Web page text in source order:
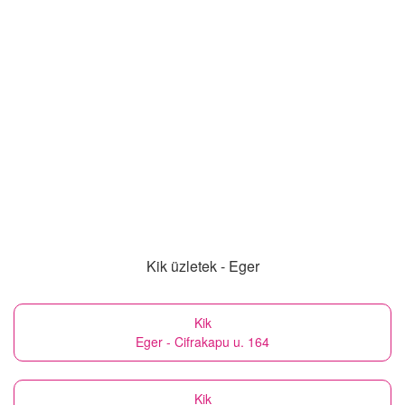
Kik üzletek - Eger
Kik
Eger - Cifrakapu u. 164
Kik